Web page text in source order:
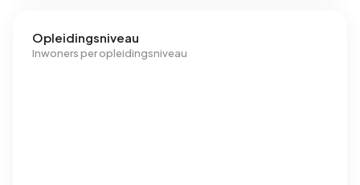
Opleidingsniveau
Inwoners per opleidingsniveau